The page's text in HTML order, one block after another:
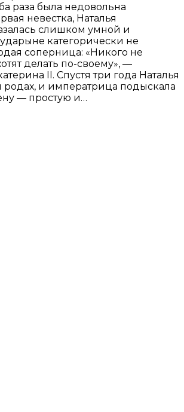
раза была недовольна
невестка, Наталья
слишком умной и
категорически не
соперница: «Никого не
делать по-своему», —
II. Спустя три года Наталья
родах, и императрица подыскала
— простую и…